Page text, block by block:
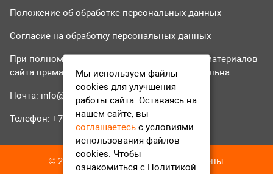
Положение об обработке персональных данных
Согласие на обработку персональных данных
При полном или частичном использовании материалов
сайта прямая гиперссылка на tvr24.tv обязательна.
Почта: info@tvr24.tv
Телефон: +7 (496) 551-04-95
© 2016-2023 ТВР24 Все права защищены
Мы используем файлы
cookies для улучшения
работы сайта. Оставаясь на
нашем сайте, вы
соглашаетесь с условиями
использования файлов
cookies. Чтобы
ознакомиться с Политикой